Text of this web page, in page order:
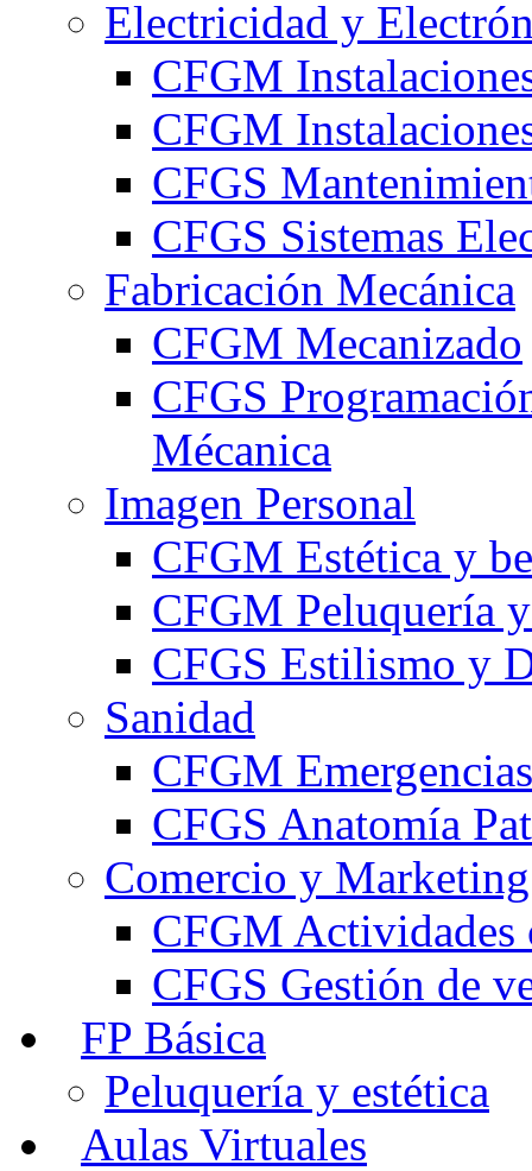
Electricidad y
CFGM
CFGM
CFGS
CFGS Sistemas
Fabricación Mecánica
CFGM Mecanizado
CFGS
Mécanica
Imagen Personal
CFGM Estética y
CFGM Peluquería
CFGS Estilismo y
Sanidad
CFGM
CFGS Anatomía
Comercio y Marketing
CFGM Actividades
CFGS Gestión de
FP Básica
Peluquería y estética
Aulas Virtuales